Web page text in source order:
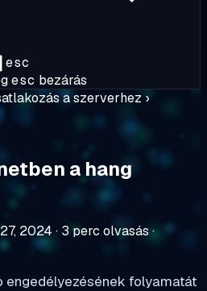
esc
esc bezárás
a szerverhez ›
a hang
2024 · 3 perc olvasás·
engedélyezésének folyamatát